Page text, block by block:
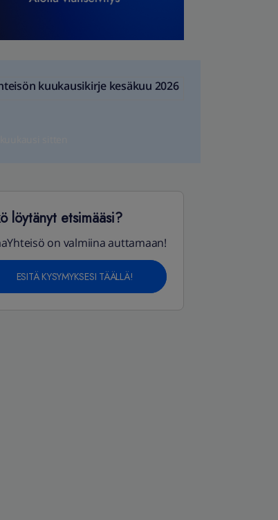
kuukausikirje kesäkuu 2026
löytänyt etsimääsi?
on valmiina auttamaan!
ESITÄ KYSYMYKSESI TÄÄLLÄ!